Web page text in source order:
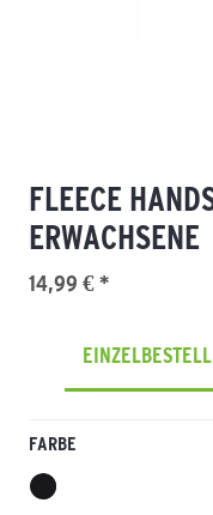
FLEECE
ERWACHSENE
14,99 € *
FARBE